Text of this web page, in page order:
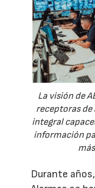
La visión de
receptoras
integral
información
Durante